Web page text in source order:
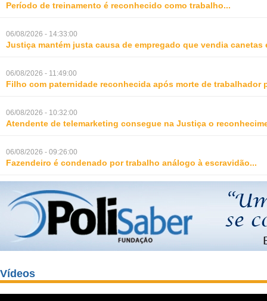
Período de treinamento é reconhecido como trabalho...
06/08/2026 - 14:33:00
Justiça mantém justa causa de empregado que vendia canetas
06/08/2026 - 11:49:00
Filho com paternidade reconhecida após morte de trabalhador
06/08/2026 - 10:32:00
Atendente de telemarketing consegue na Justiça o
06/08/2026 - 09:26:00
Fazendeiro é condenado por trabalho análogo à escravidão...
Vídeos